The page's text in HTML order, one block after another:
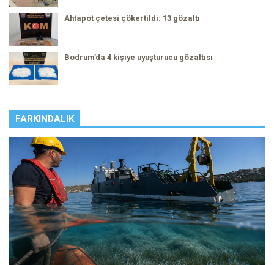
Ahtapot çetesi çökertildi: 13 gözaltı
Bodrum’da 4 kişiye uyuşturucu gözaltısı
FARKINDALIK